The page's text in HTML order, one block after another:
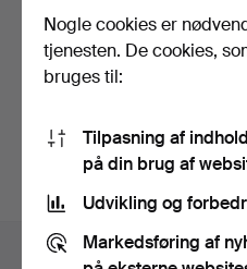
eller log ind
Sidefodsnavigation
Hjælp og kontaktoplysninger
Nogle cookies er
tjenesten. De cookies,
bruges til:
Tilpasning af
på din brug af
Udvikling og
Markedsføring af